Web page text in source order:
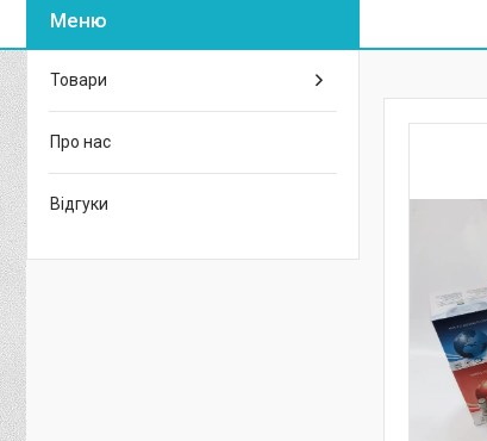
Товари
Про нас
Відгуки